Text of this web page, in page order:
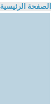
الصفحة الرئيسية